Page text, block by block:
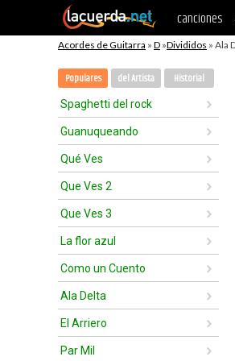
canciones
Acordes de Guitarra » D »Divididos » Ala
Populares del Artista Historial
Spaghetti del rock
Guanuqueando
Qué Ves
Que Ves 2
Que Ves 3
La flor azul
Como un Cuento
Ala Delta
El Arriero
Par Mil